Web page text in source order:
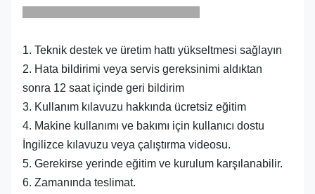
1. Teknik destek ve üretim hattı yükseltmesi sağlayın
2. Hata bildirimi veya servis gereksinimi aldıktan
sonra 12 saat içinde geri bildirim
3. Kullanım kılavuzu hakkında ücretsiz eğitim
4. Makine kullanımı ve bakımı için kullanıcı dostu
İngilizce kılavuzu veya çalıştırma videosu.
5. Gerekirse yerinde eğitim ve kurulum karşılanabilir.
6. Zamanında teslimat.